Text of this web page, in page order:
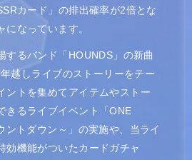
カード」の排出確率が2倍とな
になっています。
するバンド「HOUNDS」の新曲
越しライブのストーリーをテー
ントを集めてアイテムやストー
きるライブイベント「ONE
ントダウン～」の実施や、当ライ
効機能がついたカードガチャ